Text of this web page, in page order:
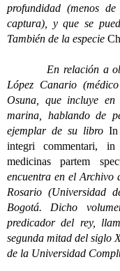
profundidad (menos
captura), y que se
También de la especie
En relación a obras
López Canario
Osuna, que incluye en
marina, hablando de
ejemplar de su libro In
integri commentari,
medicinas partem
encuentra en el Archivo
Rosario (Universidad
Bogotá. Dicho
predicador del rey,
segunda mitad del siglo
de la Universidad